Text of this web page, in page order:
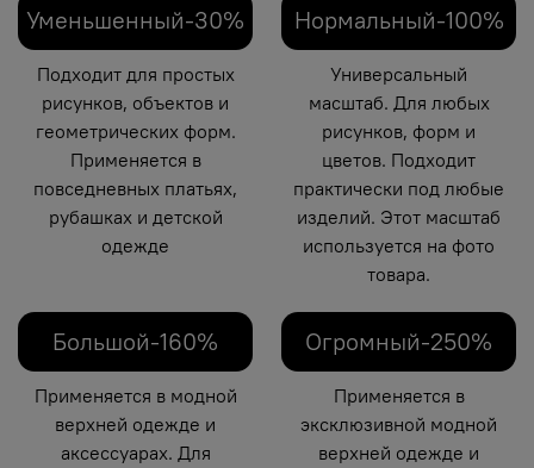
Уменьшенный-30%
Подходит для простых
рисунков, объектов и
геометрических форм.
Применяется в
повседневных платьях,
рубашках и детской
одежде
Нормальный-100%
Универсальный
масштаб. Для любых
рисунков, форм и
цветов. Подходит
практически под любые
изделий. Этот масштаб
используется на фото
товара.
Большой-160%
Применяется в модной
верхней одежде и
аксессуарах. Для
Огромный-250%
Применяется в
эксклюзивной модной
верхней одежде и